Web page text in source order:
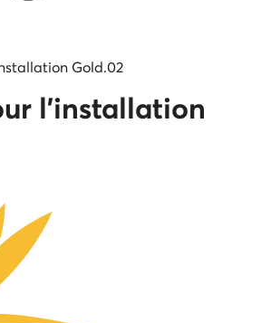
Gold.02
l'installation